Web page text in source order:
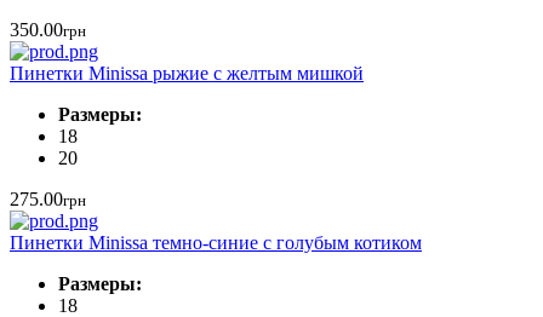
350.00грн
Пинетки Minissa рыжие с желтым мишкой
Размеры:
18
20
275.00грн
Пинетки Minissa темно-синие с голубым котиком
Размеры:
18